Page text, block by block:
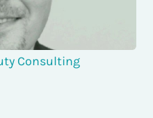
Consulting